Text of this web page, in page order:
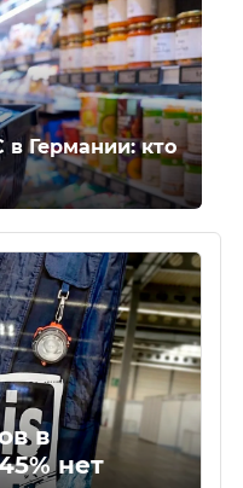
Германии: кто
в
нет